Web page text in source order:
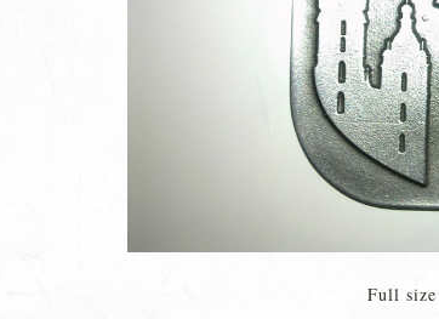
Full